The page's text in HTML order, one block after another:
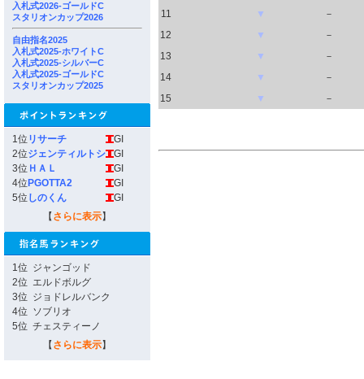
入札式2026-ゴールドC
スタリオンカップ2026
自由指名2025
入札式2025-ホワイトC
入札式2025-シルバーC
入札式2025-ゴールドC
スタリオンカップ2025
1位 リサーチ
GI
2位ジェンティルトシ
GI
3位 ＨＡＬ
GI
4位 PGOTTA2
GI
5位 しのくん
GI
【 さらに表示】
1位 ジャンゴッド
2位 エルドボルグ
3位 ジョドレルバンク
4位 ソブリオ
5位 チェスティーノ
【 さらに表示】
11
▼
－
12
▼
－
13
▼
－
14
▼
－
15
▼ －